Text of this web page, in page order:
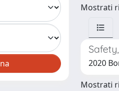
Mostrati
2020
Mostrati